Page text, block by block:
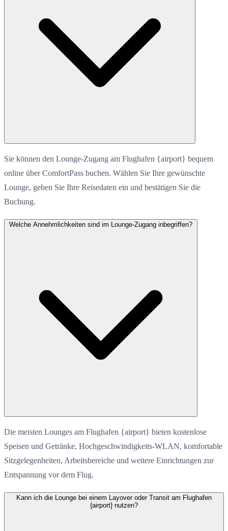
Sie können den Lounge-Zugang am Flughafen {airport} bequem
online über ComfortPass buchen. Wählen Sie Ihre gewünschte
Lounge, geben Sie Ihre Reisedaten ein und bestätigen Sie die
Buchung.
Welche Annehmlichkeiten sind im Lounge-Zugang inbegriffen?
Die meisten Lounges am Flughafen {airport} bieten kostenlose
Speisen und Getränke, Hochgeschwindigkeits-WLAN, komfortable
Sitzgelegenheiten, Arbeitsbereiche und weitere Einrichtungen zur
Entspannung vor dem Flug.
Kann ich die Lounge bei einem Layover oder Transit am Flughafen
{airport} nutzen?